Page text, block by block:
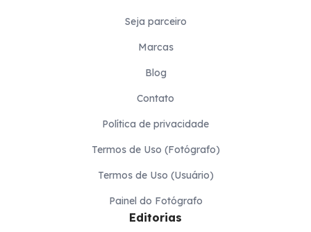
Seja parceiro
Marcas
Blog
Contato
Política de privacidade
Termos de Uso (Fotógrafo)
Termos de Uso (Usuário)
Painel do Fotógrafo
Editorias